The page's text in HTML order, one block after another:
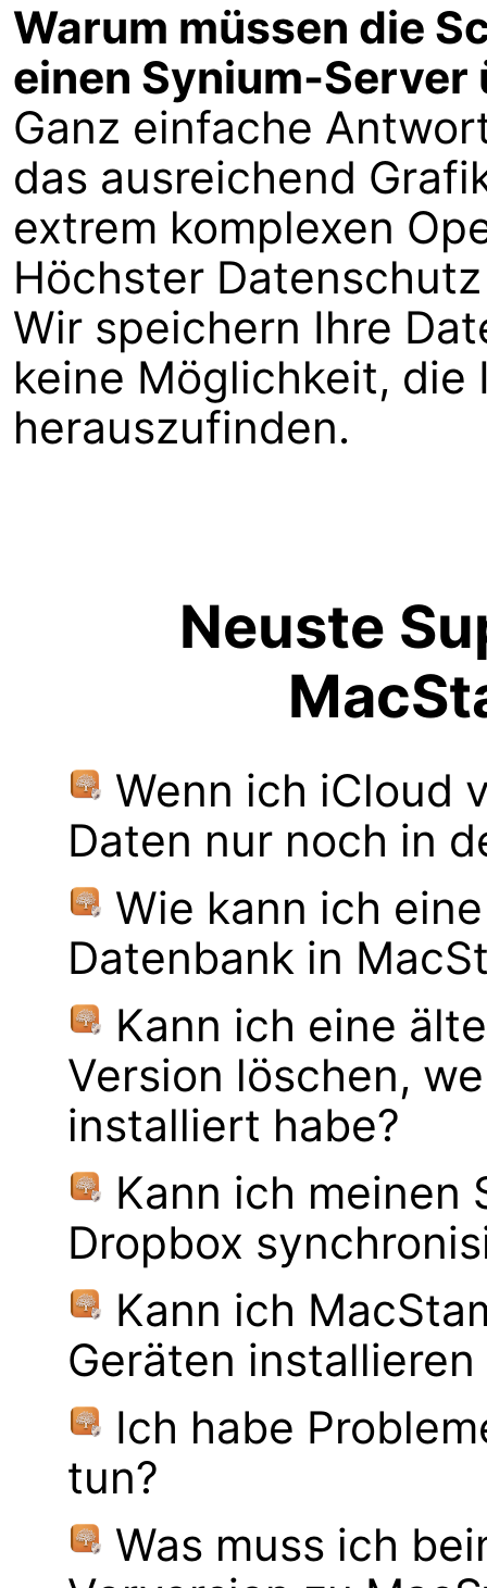
Warum müssen die
einen Synium-
Ganz einfache
das ausreichend
extrem komplexen
Höchster
Wir speichern Ihre
keine Möglichkeit,
herauszufinden.
Neuste
Wenn ich iCloud
Daten nur noch in
Wie kann ich
Datenbank in
Kann ich eine
Version löschen,
installiert habe?
Kann ich meinen
Dropbox
Kann ich
Geräten
Ich habe
tun?
Was muss ich